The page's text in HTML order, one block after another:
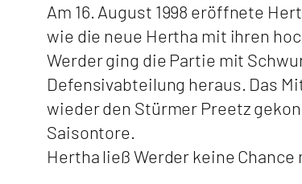
Am 16. August 1998 eröffnete
wie die neue Hertha mit ihren
Werder ging die Partie mit
Defensivabteilung heraus. Das
wieder den Stürmer Preetz
Saisontore.
Hertha ließ Werder keine